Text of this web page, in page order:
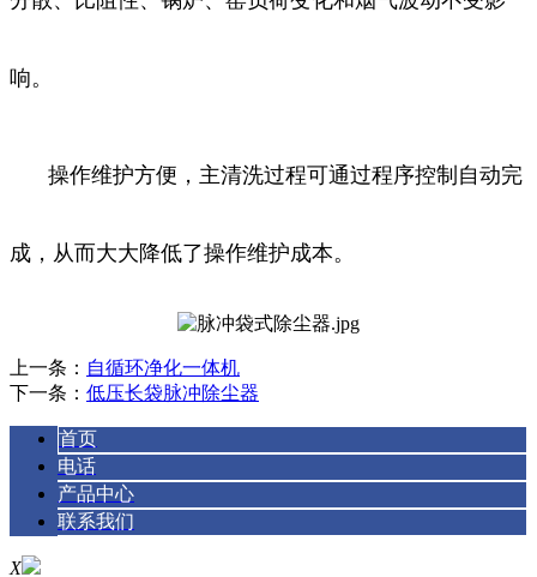
响。
操作维护方便，主清洗过程可通过程序控制自动完
成，从而大大降低了操作维护成本。
上一条： 自循环净化一体机
下一条： 低压长袋脉冲除尘器
首页
电话
产品中心
联系我们
X